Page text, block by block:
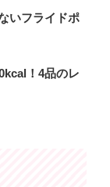
いフライドポ
！4品のレ